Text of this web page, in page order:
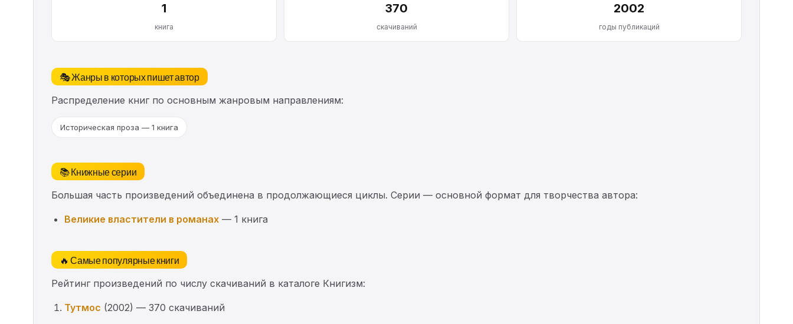
1
книга
370
скачиваний
2002
годы публикаций
🎭 Жанры в которых пишет автор
Распределение книг по основным жанровым направлениям:
Историческая проза — 1 книга
📚 Книжные серии
Большая часть произведений объединена в продолжающиеся циклы. Серии — основной формат для творчества автора:
Великие властители в романах — 1 книга
🔥 Самые популярные книги
Рейтинг произведений по числу скачиваний в каталоге Книгизм:
Тутмос (2002) — 370 скачиваний